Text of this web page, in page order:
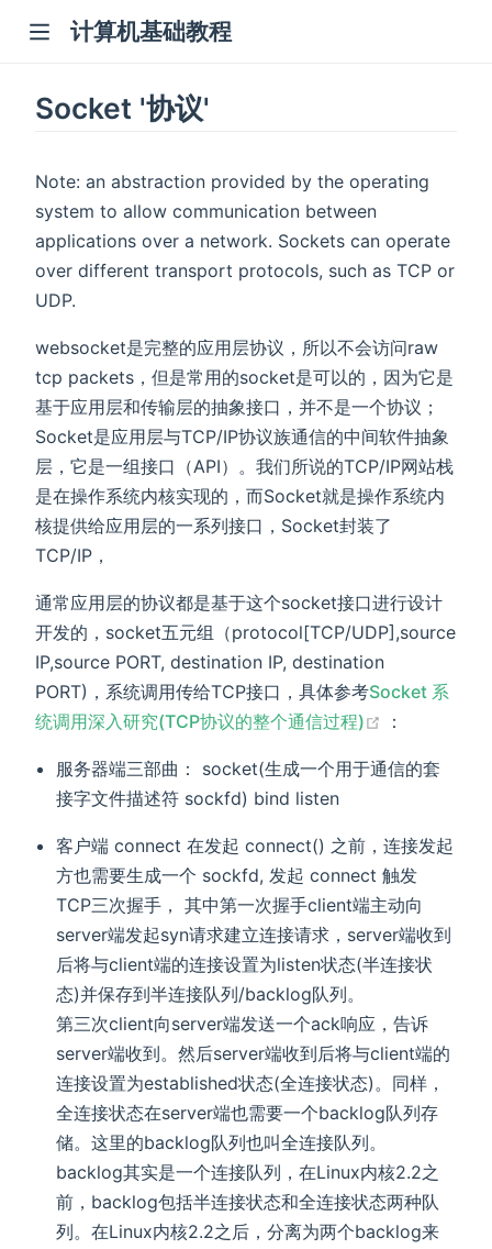
计算机基础教程
Socket '协议'
Note: an abstraction provided by the operating
system to allow communication between
applications over a network. Sockets can operate
over different transport protocols, such as TCP or
UDP.
websocket是完整的应用层协议，所以不会访问raw
tcp packets，但是常用的socket是可以的，因为它是
基于应用层和传输层的抽象接口，并不是一个协议；
Socket是应用层与TCP/IP协议族通信的中间软件抽象
层，它是一组接口（API）。我们所说的TCP/IP网站栈
是在操作系统内核实现的，而Socket就是操作系统内
核提供给应用层的一系列接口，Socket封装了
TCP/IP，
通常应用层的协议都是基于这个socket接口进行设计
开发的，socket五元组（protocol[TCP/UDP],source
IP,source PORT, destination IP, destination
PORT)，系统调用传给TCP接口，具体参考Socket 系
统调用深入研究(TCP协议的整个通信过程)
(opens
：
服务器端三部曲： socket(生成一个用于通信的套
接字文件描述符 sockfd) bind listen
客户端 connect 在发起 connect() 之前，连接发起
方也需要生成一个 sockfd, 发起 connect 触发
TCP三次握手， 其中第一次握手client端主动向
server端发起syn请求建立连接请求，server端收到
后将与client端的连接设置为listen状态(半连接状
态)并保存到半连接队列/backlog队列。
第三次client向server端发送一个ack响应，告诉
server端收到。然后server端收到后将与client端的
连接设置为established状态(全连接状态)。同样，
全连接状态在server端也需要一个backlog队列存
储。这里的backlog队列也叫全连接队列。
backlog其实是一个连接队列，在Linux内核2.2之
前，backlog包括半连接状态和全连接状态两种队
列。在Linux内核2.2之后，分离为两个backlog来